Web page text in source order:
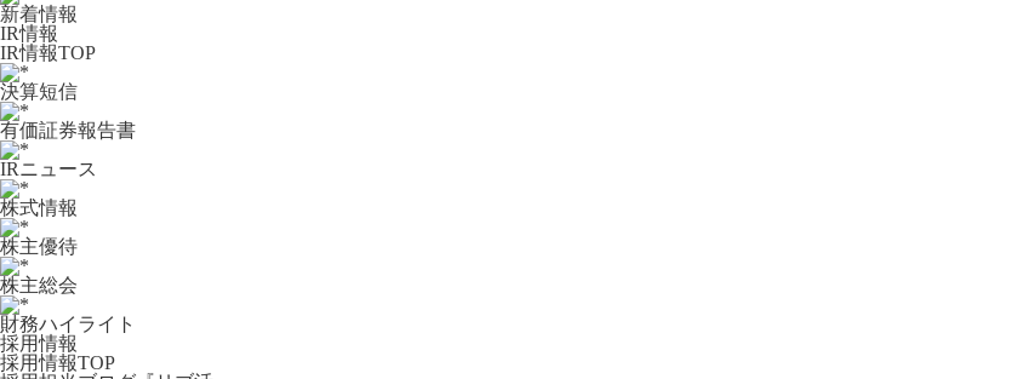
新着情報
IR情報
IR情報TOP
決算短信
有価証券報告書
IRニュース
株式情報
株主優待
株主総会
財務ハイライト
採用情報
採用情報TOP